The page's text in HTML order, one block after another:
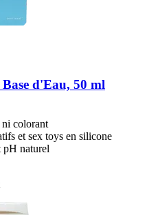
d'Eau, 50 ml
ni colorant
et sex toys en silicone
pH naturel